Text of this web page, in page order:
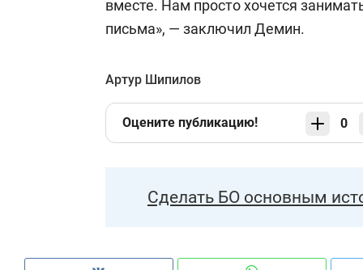
вместе. Нам просто хочется
письма», — заключил Демин.
Артур Шипилов
Оцените публикацию! 0
Сделать БО основным